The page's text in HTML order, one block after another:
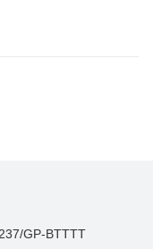
GP-BTTTT